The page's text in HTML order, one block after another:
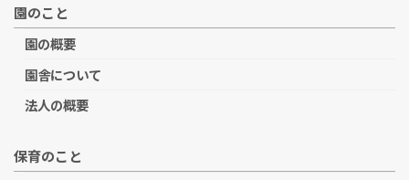
園のこと
園の概要
園舎について
法人の概要
保育のこと